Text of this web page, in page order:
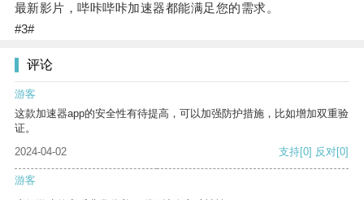
最新影片，哔咔哔咔加速器都能满足您的需求。
#3#
评论
游客
这款加速器app的安全性有待提高，可以加强防护措施，比如增加双重验
证。
2024-04-02
支持[0] 反对[0]
游客